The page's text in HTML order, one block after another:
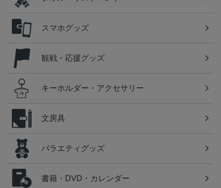
スマホグッズ
観戦・応援グッズ
キーホルダー・アクセサリー
文房具
バラエティグッズ
書籍・DVD・カレンダー